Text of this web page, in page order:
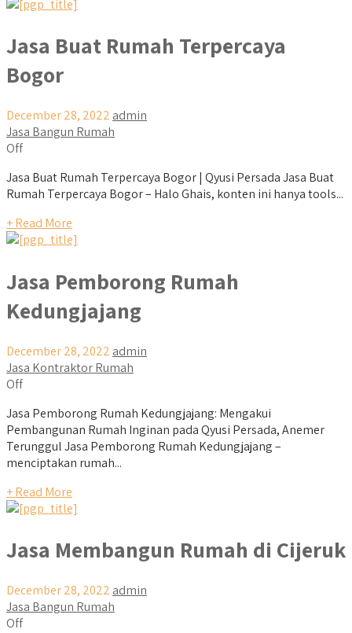
Jasa Buat Rumah Terpercaya
Bogor
December 28, 2022 admin
Jasa Bangun Rumah
Off
Jasa Buat Rumah Terpercaya Bogor | Qyusi Persada Jasa Buat
Rumah Terpercaya Bogor – Halo Ghais, konten ini hanya tools...
+ Read More
Jasa Pemborong Rumah
Kedungjajang
December 28, 2022 admin
Jasa Kontraktor Rumah
Off
Jasa Pemborong Rumah Kedungjajang: Mengakui
Pembangunan Rumah Inginan pada Qyusi Persada, Anemer
Terunggul Jasa Pemborong Rumah Kedungjajang –
menciptakan rumah...
+ Read More
Jasa Membangun Rumah di Cijeruk
December 28, 2022 admin
Jasa Bangun Rumah
Off